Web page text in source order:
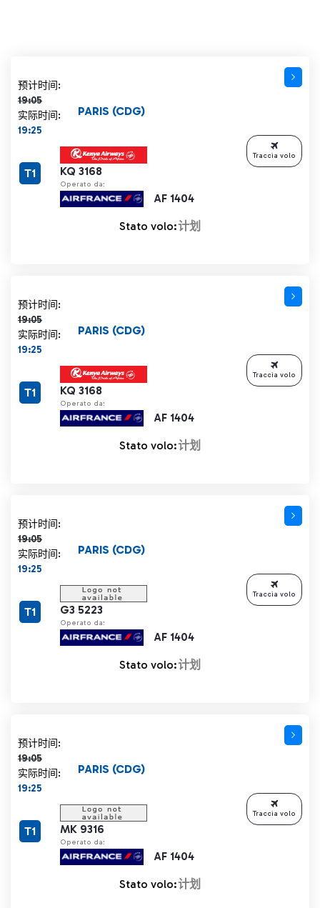
预计时间:
19:05
计划时间 19:05 删除线
实际时间:
19:25
KQ 3168
Operato da:
AF 1404
PARIS (CDG)
T1
Stato volo:计划
Traccia volo
预计时间:
19:05
计划时间 19:05 删除线
实际时间:
19:25
KQ 3168
Operato da:
AF 1404
PARIS (CDG)
T1
Stato volo:计划
Traccia volo
预计时间:
19:05
计划时间 19:05 删除线
实际时间:
19:25
G3 5223
Operato da:
AF 1404
PARIS (CDG)
T1
Stato volo:计划
Traccia volo
预计时间:
19:05
计划时间 19:05 删除线
实际时间:
19:25
MK 9316
Operato da:
AF 1404
PARIS (CDG)
T1
Stato volo:计划
Traccia volo